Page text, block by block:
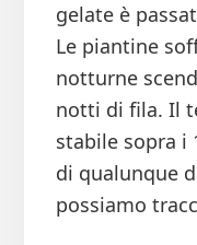
gelate è
Le piantine
notturne
notti di fila. Il
stabile sopra i
di qualunque
possiamo